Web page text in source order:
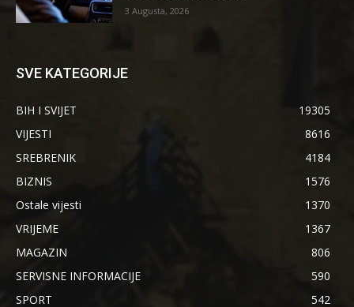
3 Augusta, 2026
SVE KATEGORIJE
BIH I SVIJET
19305
VIJESTI
8616
SREBRENIK
4184
BIZNIS
1576
Ostale vijesti
1370
VRIJEME
1367
MAGAZIN
806
SERVISNE INFORMACIJE
590
SPORT
542